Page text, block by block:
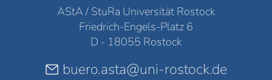
AStA / StuRa Universität Rostock
Friedrich-Engels-Platz 6
D - 18055 Rostock
buero.asta@uni-rostock.de